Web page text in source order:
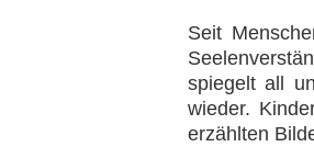
Seit
spiegelt all
wieder.
erzählten